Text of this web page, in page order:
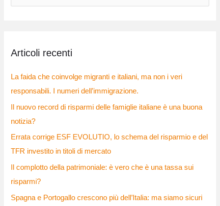
a
Articoli recenti
La faida che coinvolge migranti e italiani, ma non i veri
responsabili. I numeri dell’immigrazione.
Il nuovo record di risparmi delle famiglie italiane è una buona
notizia?
Errata corrige ESF EVOLUTIO, lo schema del risparmio e del
TFR investito in titoli di mercato
Il complotto della patrimoniale: è vero che è una tassa sui
risparmi?
Spagna e Portogallo crescono più dell’Italia: ma siamo sicuri